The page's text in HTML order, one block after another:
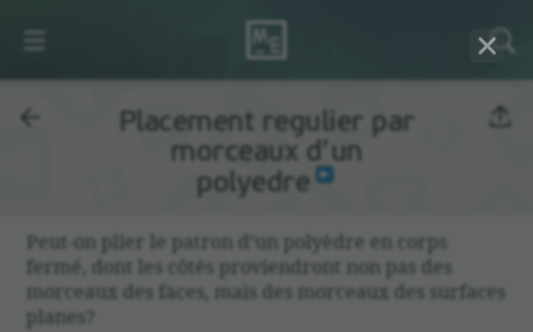
Placement regulier par
morceaux d’un
polyedre
Peut-on plier le patron d’un polyèdre en corps
fermé, dont les côtés provien­dront non pas des
morceaux des faces, mais des morceaux des surfaces
planes?